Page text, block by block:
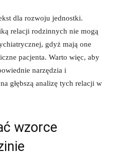
dla ⁢rozwoju jednostki.
relacji ​rodzinnych nie mogą
⁢gdyż mają ​one
pacjenta. Warto więc, aby
narzędzia i
głębszą analizę tych relacji​ w
wzorce